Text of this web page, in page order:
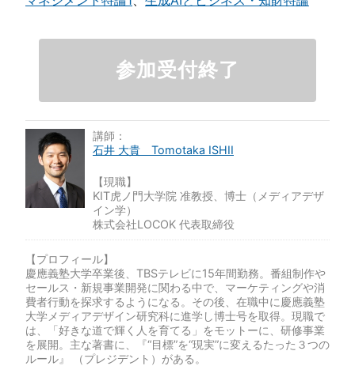
参加受付終了
講師：
石井 大貴 Tomotaka ISHII
【現職】
KIT虎ノ門大学院 准教授、博士（メディアデザ
イン学）
株式会社LOCOK 代表取締役
【プロフィール】
慶應義塾大学卒業後、TBSテレビに15年間勤務。番組制作や
セールス・新規事業開発に関わる中で、マーケティングや消
費者行動を探求するようになる。その後、在職中に慶應義塾
大学メディアデザイン研究科に進学し博士号を取得。現職で
は、「好きな道で輝く人を育てる」をモットーに、研修事業
を展開。主な著書に、『“目標”を“現実”に変えるたった３つの
ルール』 （プレジデント）がある。